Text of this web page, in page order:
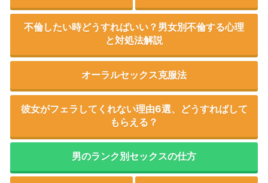
不倫したい時どうすればいい？男女別不倫する心理
と対処法解説
オーラルセックス克服法
彼女がフェラしてくれない理由6選、どうすればして
もらえる？
男のランク別セックスの仕方